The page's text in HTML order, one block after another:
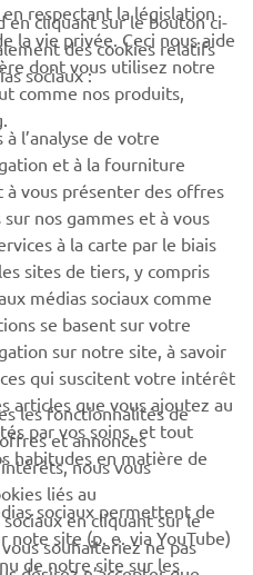
offres, les événements
plus encore
pour savoir comment
:Politique de
respectant la législation
la vie privée. Ceci nous aide
dont vous utilisez notre
comme nos produits,
en cliquant sur le bouton ci-
des cookies relatifs
sociaux :
à l’analyse de votre
et à la fourniture
à vous présenter des offres
nos gammes et à vous
à la carte par le biais
sites de tiers, y compris
médias sociaux comme
se basent sur votre
sur notre site, à savoir
qui suscitent votre intérêt
articles que vous ajoutez au
par vos soins, et tout
habitudes en matière de
sociaux permettent de
note site (p. e. via YouTube)
de notre site sur les
les fonctionnalités de
et annonces
nous vous
liés au
en cliquant sur le
vous souhaiteriez ne pas